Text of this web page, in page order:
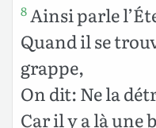
8Ainsi parle
Quand il se
grappe,
On dit: Ne la
Car il y a là une